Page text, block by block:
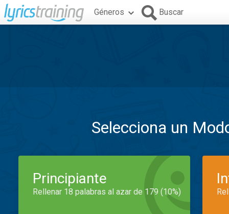
Géneros Buscar
Selecciona un
Principiante
Rellenar 18 palabras al azar de 179 (10%)